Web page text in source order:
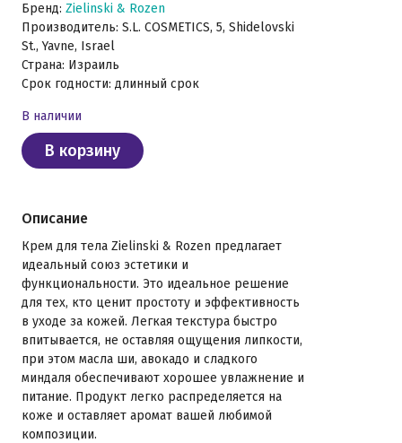
Бренд: Zielinski & Rozen
Производитель: S.L. COSMETICS, 5, Shidelovski
St., Yavne, Israel
Страна: Израиль
Срок годности: длинный срок
В наличии
В корзину
Описание
Крем для тела Zielinski & Rozen предлагает
идеальный союз эстетики и
функциональности. Это идеальное решение
для тех, кто ценит простоту и эффективность
в уходе за кожей. Легкая текстура быстро
впитывается, не оставляя ощущения липкости,
при этом масла ши, авокадо и сладкого
миндаля обеспечивают хорошее увлажнение и
питание. Продукт легко распределяется на
коже и оставляет аромат вашей любимой
композиции.